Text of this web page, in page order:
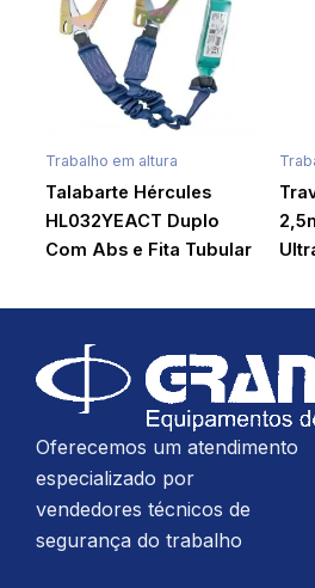
Trabalho em altura
Talabarte Hércules
HL032YEACT Duplo
Com Abs e Fita Tubular
Oferecemos um atendimento
especializado por
vendedores técnicos de
segurança do trabalho